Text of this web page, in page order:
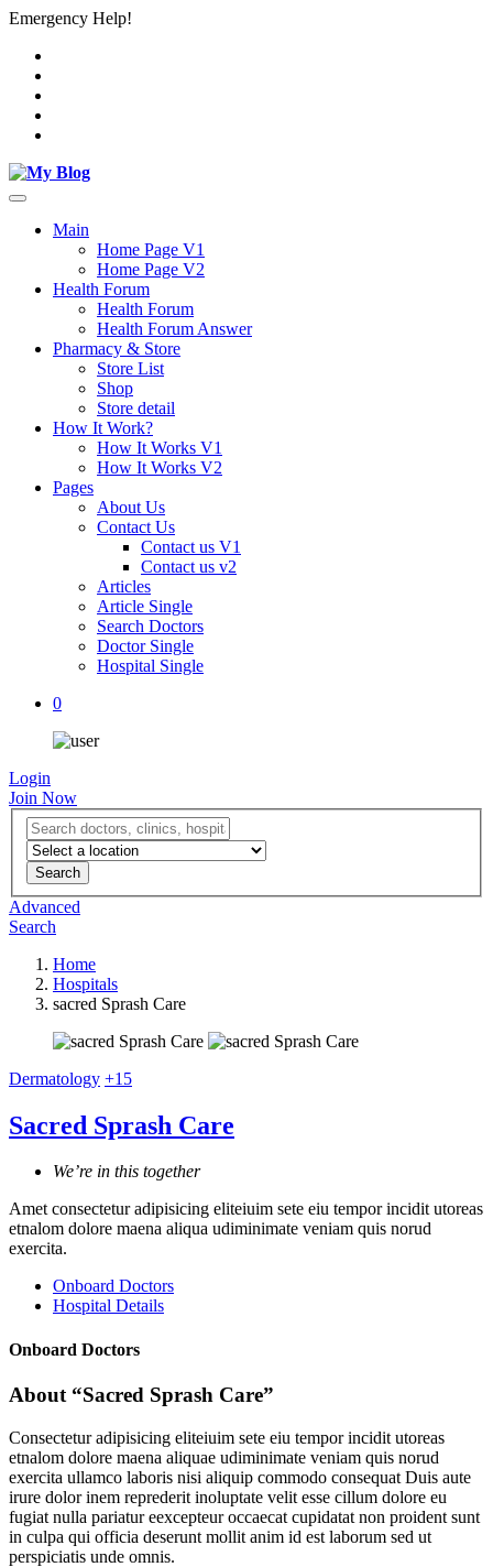
Emergency Help!
Main
Home Page V1
Home Page V2
Health Forum
Health Forum
Health Forum Answer
Pharmacy & Store
Store List
Shop
Store detail
How It Work?
How It Works V1
How It Works V2
Pages
About Us
Contact Us
Contact us V1
Contact us v2
Articles
Article Single
Search Doctors
Doctor Single
Hospital Single
0
Login
Join Now
Advanced
Search
Home
Hospitals
sacred Sprash Care
Dermatology +15
Sacred Sprash Care
We’re in this together
Amet consectetur adipisicing eliteiuim sete eiu tempor incidit utoreas
etnalom dolore maena aliqua udiminimate veniam quis norud
exercita.
Onboard Doctors
Hospital Details
Onboard Doctors
About “Sacred Sprash Care”
Consectetur adipisicing eliteiuim sete eiu tempor incidit utoreas
etnalom dolore maena aliquae udiminimate veniam quis norud
exercita ullamco laboris nisi aliquip commodo consequat Duis aute
irure dolor inem reprederit inoluptate velit esse cillum dolore eu
fugiat nulla pariatur eexcepteur occaecat cupidatat non proident sunt
in culpa qui officia deserunt mollit anim id est laborum sed ut
perspiciatis unde omnis.